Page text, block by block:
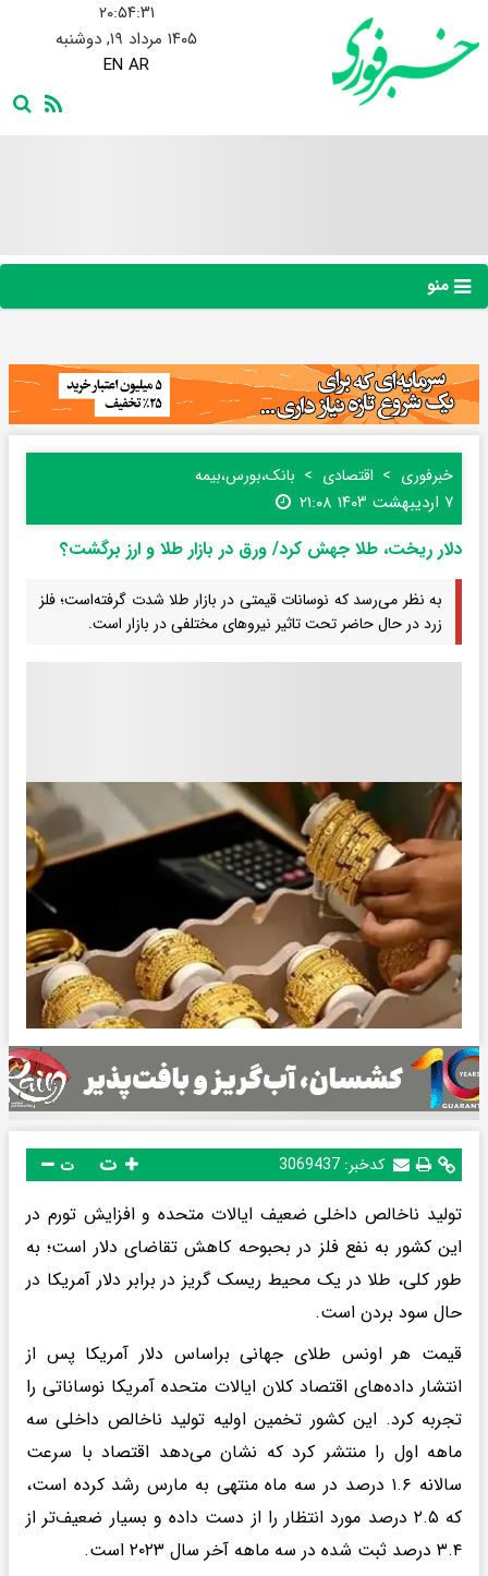
۲۰:۵۴:۳۲
۱۴۰۵ مرداد ۱۹, دوشنبه
EN AR
منو
خبرفوری اقتصادی بانک،بورس،بیمه
۷ اردیبهشت ۱۴۰۳ ۲۱:۰۸
دلار ریخت، طلا جهش کرد/ ورق در بازار طلا و ارز برگشت؟
به نظر می‌رسد که نوسانات قیمتی در بازار طلا شدت گرفته‌است؛ فلز
زرد در حال حاضر تحت تاثیر نیروهای مختلفی در بازار است.
کدخبر: 3069437 ت
تولید ناخالص داخلی ضعیف ایالات متحده و افزایش تورم در
این کشور به نفع فلز در بحبوحه کاهش تقاضای دلار است؛ به
طور کلی، طلا در یک محیط ریسک گریز در برابر دلار آمریکا در
حال سود بردن است.
قیمت هر اونس طلای جهانی براساس دلار آمریکا پس از
انتشار داده‌های اقتصاد کلان ایالات متحده آمریکا نوساناتی را
تجربه کرد. این کشور تخمین اولیه تولید ناخالص داخلی سه
ماهه اول را منتشر کرد که نشان می‌دهد اقتصاد با سرعت
سالانه ۱.۶ درصد در سه ماه منتهی به مارس رشد کرده است،
که ۲.۵ درصد مورد انتظار را از دست داده و بسیار ضعیف‌تر از
۳.۴ درصد ثبت شده در سه ماهه آخر سال ۲۰۲۳ است.